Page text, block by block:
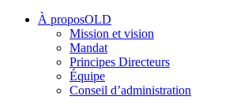
À proposOLD
Mission et vision
Mandat
Principes Directeurs
Équipe
Conseil d’administration